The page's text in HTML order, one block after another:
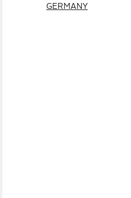
GERMANY